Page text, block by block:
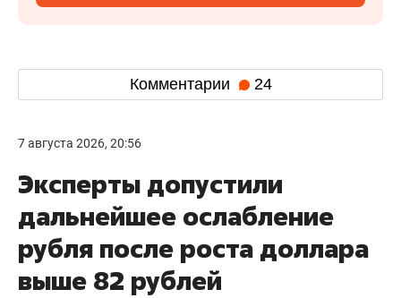
Комментарии 24
7 августа 2026, 20:56
Эксперты допустили
дальнейшее ослабление
рубля после роста доллара
выше 82 рублей